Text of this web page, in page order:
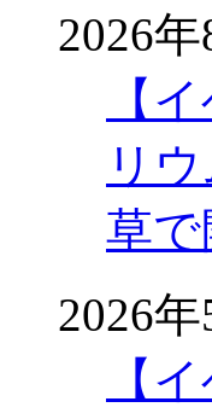
2026年
【
リ
草で
2026年
【